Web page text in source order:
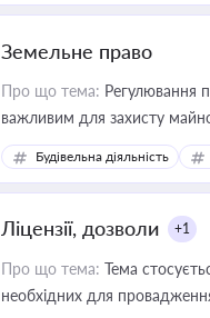
Земельне право
Про що тема: Регулювання
важливим для захисту
ресурсами
Будівельна діяльність
Ліцензії, дозволи +1
Про що тема: Тема
необхідних для